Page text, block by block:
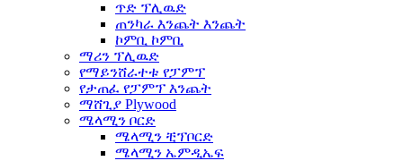
ጥድ ፕሊዉድ
ጠንካራ እንጨት እንጨት
ኮምቢ ኮምቢ
ማሪን ፕሊዉድ
የማይንሸራተቱ የፓምፕ
የታጠፈ የፓምፕ እንጨት
ማሸጊያ Plywood
ሜላሚን ቦርድ
ሜላሚን ቺፕቦርድ
ሜላሚን ኤምዲኤፍ